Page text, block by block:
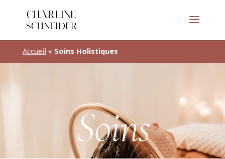
Accueil » Soins Holistiques
Soins